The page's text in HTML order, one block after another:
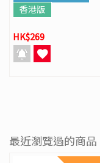
香港版
HK$269
最近瀏覽過的商品